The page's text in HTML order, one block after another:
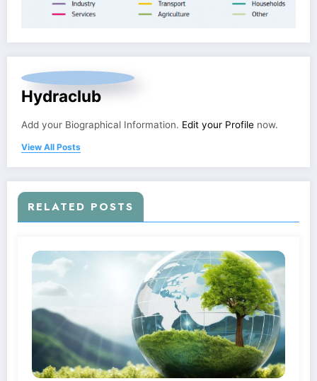
Hydraclub
Add your Biographical Information. Edit your Profile now.
View All Posts
RELATED POSTS